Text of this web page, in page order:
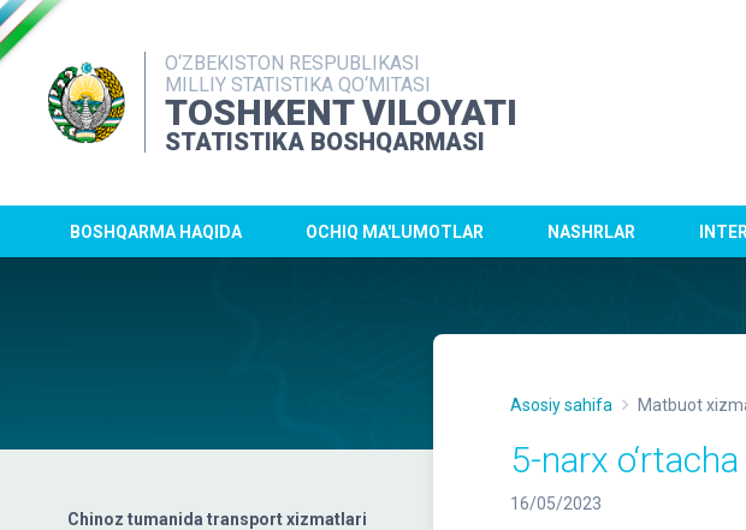
O‘ZBEKISTON RESPUBLIKASI
MILLIY STATISTIKA QO‘MITASI
TOSHKENT VILOYATI
STATISTIKA BOSHQARMASI
BOSHQARMA HAQIDA OCHIQ MA'LUMOTLAR NASHRLAR
Chinoz tumanida transport xizmatlari
Asosiy sahifa Matbuot
5-narx
16/05/2023